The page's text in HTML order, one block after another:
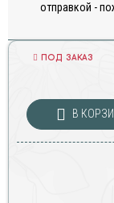
отправкой -
ПОД ЗАКАЗ
В